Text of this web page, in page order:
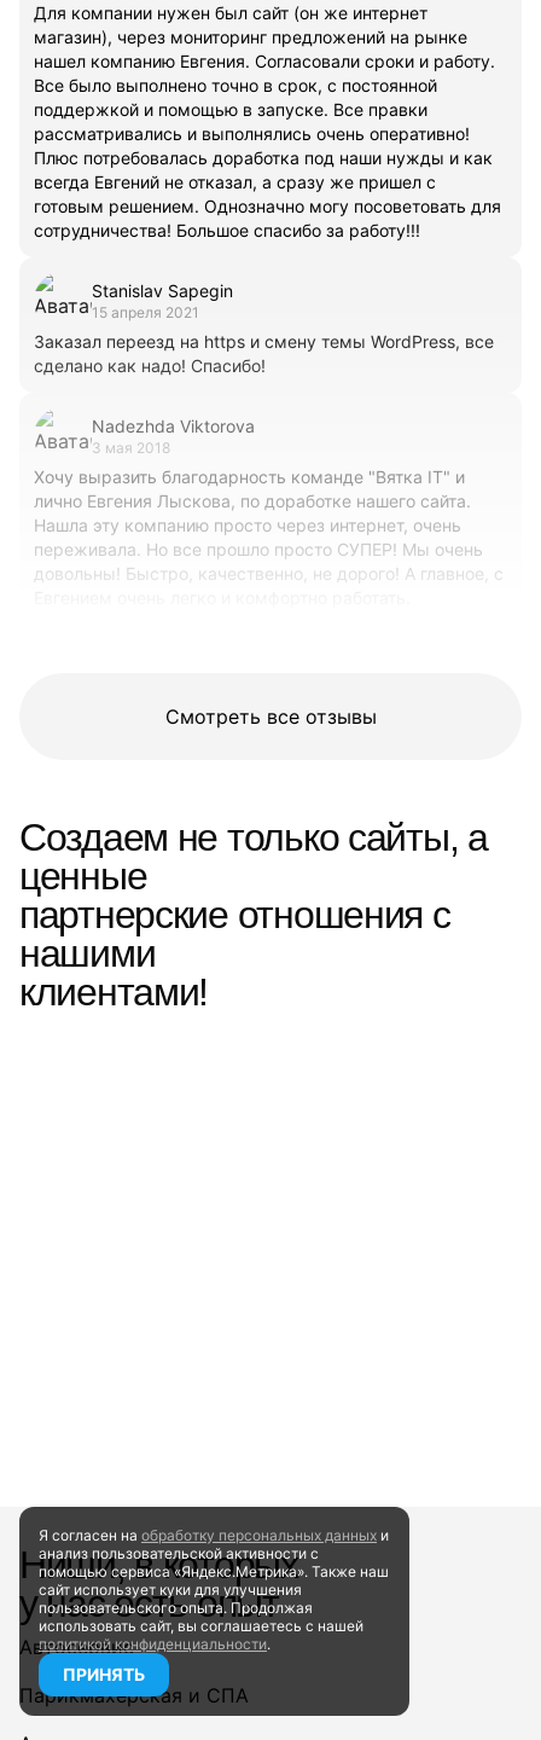
Для компании нужен был сайт (он же интернет
магазин), через мониторинг предложений на рынке
нашел компанию Евгения. Согласовали сроки и работу.
Все было выполнено точно в срок, с постоянной
поддержкой и помощью в запуске. Все правки
рассматривались и выполнялись очень оперативно!
Плюс потребовалась доработка под наши нужды и как
всегда Евгений не отказал, а сразу же пришел с
готовым решением. Однозначно могу посоветовать для
сотрудничества! Большое спасибо за работу!!!
Stanislav Sapegin
15 апреля 2021
Заказал переезд на https и смену темы WordPress, все
сделано как надо! Спасибо!
Nadezhda Viktorova
3 мая 2018
Хочу выразить благодарность команде "Вятка IT" и
лично Евгения Лыскова, по доработке нашего сайта.
Нашла эту компанию просто через интернет, очень
переживала. Но все прошло просто СУПЕР! Мы очень
довольны! Быстро, качественно, не дорого! А главное, с
Смотреть все отзывы
Создаем не только сайты, а
ценные
партнерские отношения с
нашими
клиентами!
Ниши, в которых
у нас есть опыт
Автосервис
Парикмахерская и СПА
Я согласен на обработку персональных данных и
анализ пользовательской активности с
помощью сервиса «Яндекс.Метрика». Также наш
сайт использует куки для улучшения
пользовательского опыта. Продолжая
использовать сайт, вы соглашаетесь с нашей
политикой конфиденциальности.
ПРИНЯТЬ